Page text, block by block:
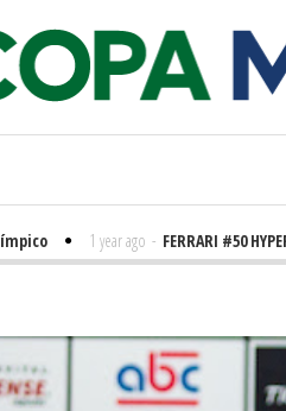
1 year ago - FERRARI #50 HYPERCAR